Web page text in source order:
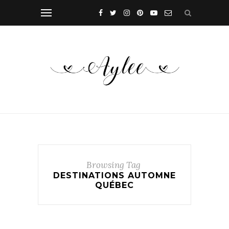
Browsing Tag
DESTINATIONS AUTOMNE
QUÉBEC